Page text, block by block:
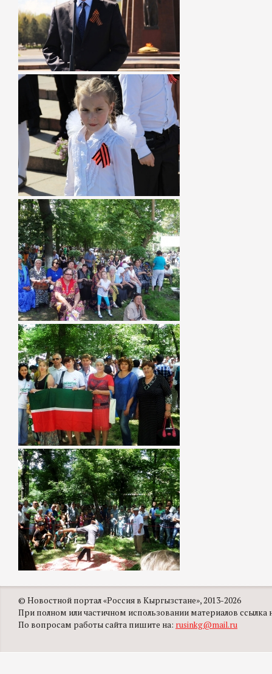
© Новостной портал «Россия в Кыргызстане», 2013-2026
При полном или частичном использовании материалов ссылка
По вопросам работы сайта пишите на: rusinkg@mail.ru